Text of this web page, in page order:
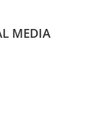
MEDIA